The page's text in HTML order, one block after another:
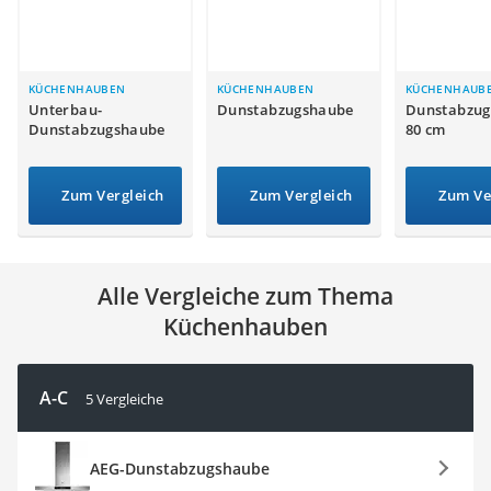
Messerschärfer
Service
KÜCHENHAUBEN
Unterbau-
Dunstabzugshaube
Zum Vergleich
KÜCHENHAUBEN
Dunstabzugshaube
Zum Vergleich
80 cm
Zum
Alle Vergleiche zum Thema
Küchenhauben
A-C 5 Vergleiche
AEG-Dunstabzugshaube